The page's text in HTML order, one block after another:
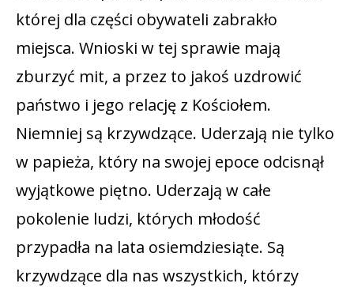
której dla części obywateli zabrakło
miejsca. Wnioski w tej sprawie mają
zburzyć mit, a przez to jakoś uzdrowić
państwo i jego relację z Kościołem.
Niemniej są krzywdzące. Uderzają nie tylko
w papieża, który na swojej epoce odcisnął
wyjątkowe piętno. Uderzają w całe
pokolenie ludzi, których młodość
przypadła na lata osiemdziesiąte. Są
krzywdzące dla nas wszystkich, którzy